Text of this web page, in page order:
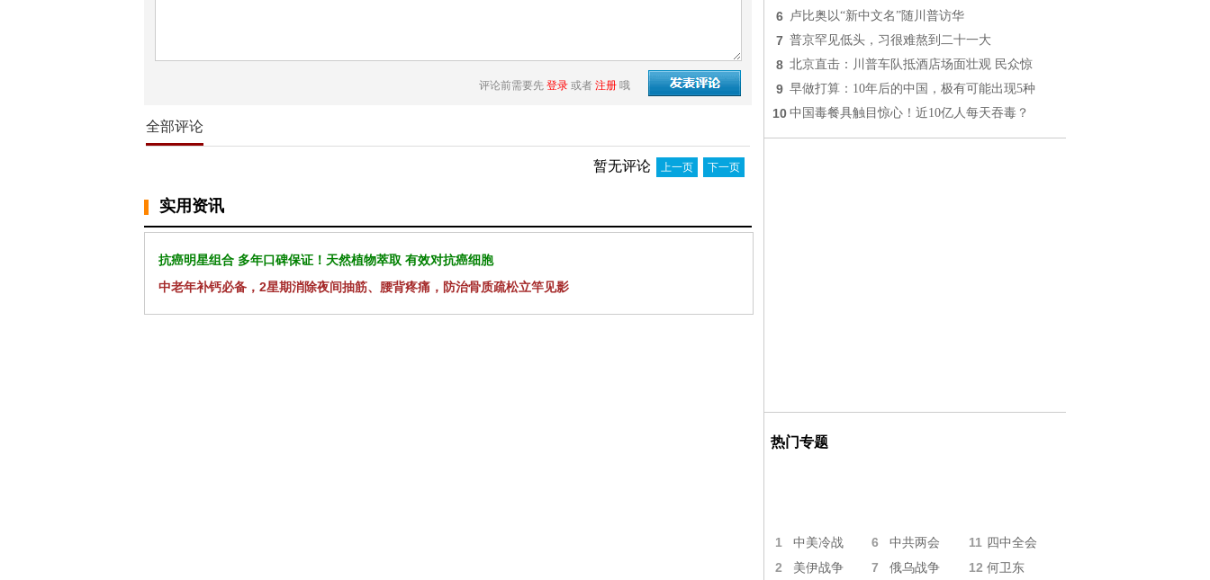
评论前需要先 登录 或者 注册 哦
全部评论
暂无评论 上一页 下一页
实用资讯
抗癌明星组合 多年口碑保证！天然植物萃取 有效对抗癌细胞
中老年补钙必备，2星期消除夜间抽筋、腰背疼痛，防治骨质疏松立竿见影
6 卢比奥以“新中文名”随川普访华
7 普京罕见低头，习很难熬到二十一大
8 北京直击：川普车队抵酒店场面壮观 民众惊
9 早做打算：10年后的中国，极有可能出现5种
10 中国毒餐具触目惊心！近10亿人每天吞毒？
热门专题
1 中美冷战 6 中共两会 11 四中全会
2 美伊战争 7 俄乌战争 12 何卫东